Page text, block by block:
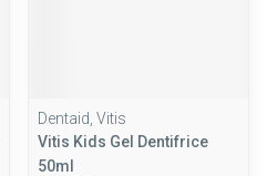
Dentaid, Vitis
Vitis Kids Gel Dentifrice
50ml